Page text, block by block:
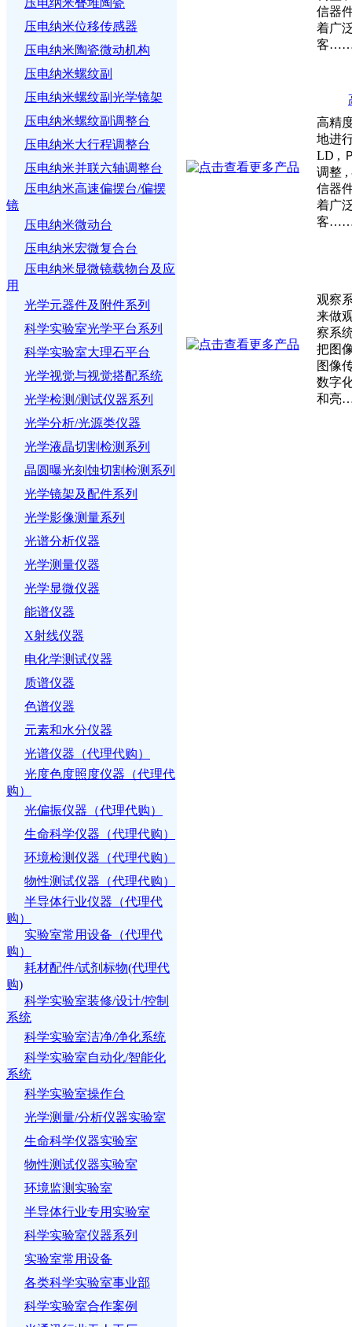
压电纳米叠堆陶瓷
压电纳米位移传感器
压电纳米陶瓷微动机构
压电纳米螺纹副
压电纳米螺纹副光学镜架
压电纳米螺纹副调整台
压电纳米大行程调整台
压电纳米并联六轴调整台
压电纳米高速偏摆台/偏摆
镜
压电纳米微动台
压电纳米宏微复合台
压电纳米显微镜载物台及应
用
光学元器件及附件系列
科学实验室光学平台系列
科学实验室大理石平台
光学视觉与视觉搭配系统
光学检测/测试仪器系列
光学分析/光源类仪器
光学液晶切割检测系列
晶圆曝光刻蚀切割检测系列
光学镜架及配件系列
光学影像测量系列
光谱分析仪器
光学测量仪器
光学显微仪器
能谱仪器
X射线仪器
电化学测试仪器
质谱仪器
色谱仪器
元素和水分仪器
光谱仪器（代理代购）
光度色度照度仪器（代理代
购）
光偏振仪器（代理代购）
生命科学仪器（代理代购）
环境检测仪器（代理代购）
物性测试仪器（代理代购）
半导体行业仪器（代理代
购）
实验室常用设备（代理代
购）
耗材配件/试剂标物(代理代
购)
科学实验室装修/设计/控制
系统
科学实验室洁净/净化系统
科学实验室自动化/智能化
系统
科学实验室操作台
光学测量/分析仪器实验室
生命科学仪器实验室
物性测试仪器实验室
环境监测实验室
半导体行业专用实验室
科学实验室仪器系列
实验室常用设备
各类科学实验室事业部
科学实验室合作案例
信器
着广
客
高精
地进
LD ,
调整 ,
信器
着广
客
观察
来做
察系
把图
图像
数字
和亮